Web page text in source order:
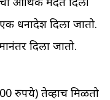
धनादेश दिला जातो.
दिला जातो.
रुपये) तेव्हाच मिळतो